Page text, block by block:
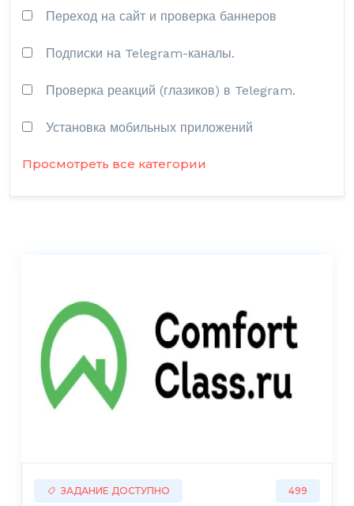
Переход на сайт и проверка баннеров
Подписки на Telegram-каналы.
Проверка реакций (глазиков) в Telegram.
Установка мобильных приложений
Просмотреть все категории
ЗАДАНИЕ ДОСТУПНО 499